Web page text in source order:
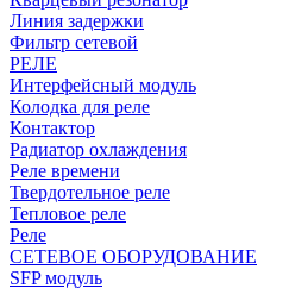
Линия задержки
Фильтр сетевой
РЕЛЕ
Интерфейсный модуль
Колодка для реле
Контактор
Радиатор охлаждения
Реле времени
Твердотельное реле
Тепловое реле
Реле
СЕТЕВОЕ ОБОРУДОВАНИЕ
SFP модуль